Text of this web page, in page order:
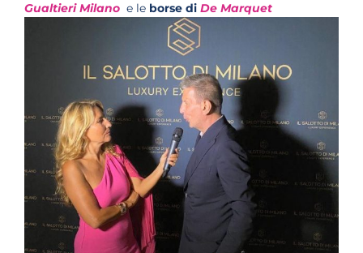
Gualtieri Milano e le borse di De Marquet